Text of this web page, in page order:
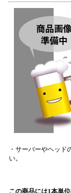
・サーバーやヘッド
い。
この商品には1本単